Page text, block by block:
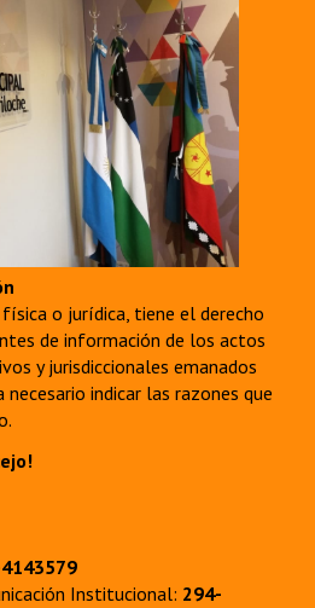
física o jurídica, tiene el derecho
de información de los actos
y jurisdiccionales emanados
necesario indicar las razones que
Institucional: 294-